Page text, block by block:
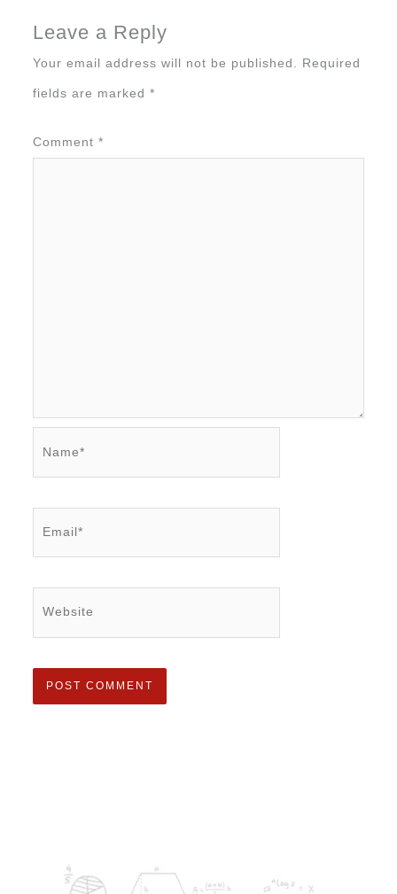
Leave a Reply
Your email address will not be published. Required
fields are marked *
Comment *